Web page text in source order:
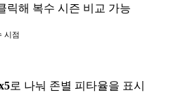
릭해 복수 시즌 비교 가능
시점
로 나눠 존별 피타율을 표시